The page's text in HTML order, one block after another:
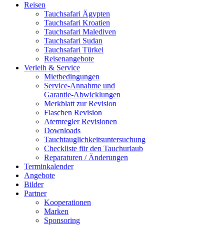
Reisen
Tauchsafari Ägypten
Tauchsafari Kroatien
Tauchsafari Malediven
Tauchsafari Sudan
Tauchsafari Türkei
Reisenangebote
Verleih & Service
Mietbedingungen
Service-Annahme und
Garantie-Abwicklungen
Merkblatt zur Revision
Flaschen Revision
Atemregler Revisionen
Downloads
Tauchtauglichkeitsuntersuchung
Checkliste für den Tauchurlaub
Reparaturen / Änderungen
Terminkalender
Angebote
Bilder
Partner
Kooperationen
Marken
Sponsoring